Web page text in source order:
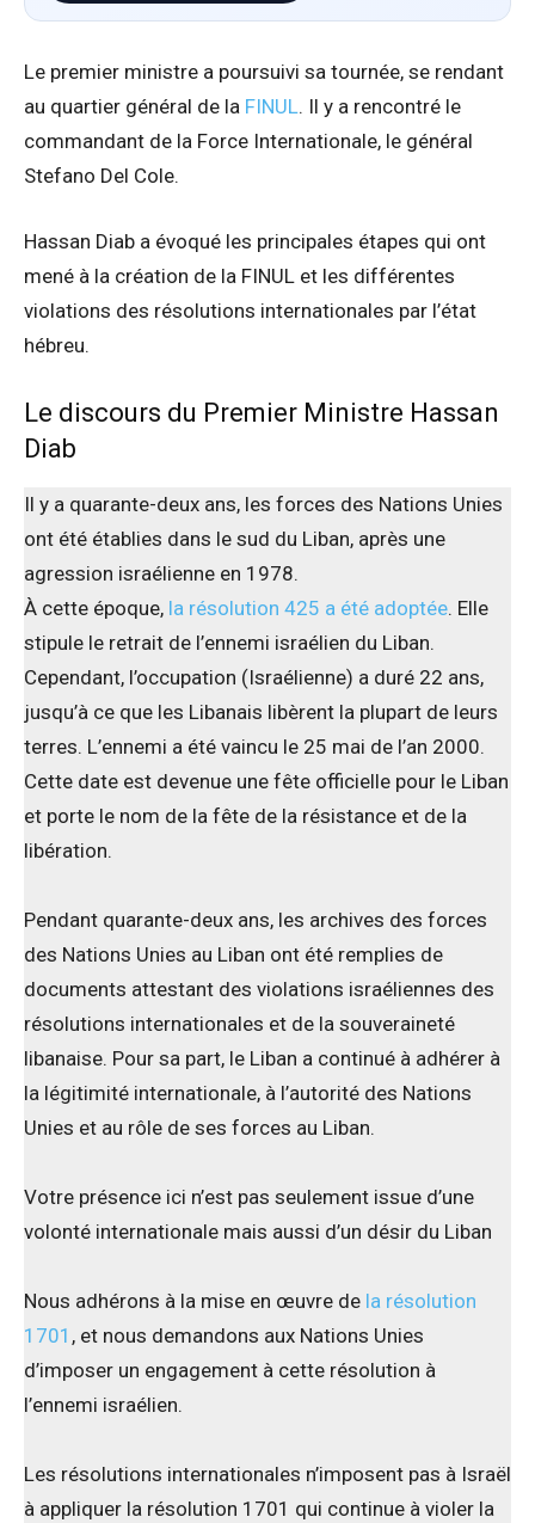
Le premier ministre a poursuivi sa tournée, se rendant
au quartier général de la FINUL. Il y a rencontré le
commandant de la Force Internationale, le général
Stefano Del Cole.
Hassan Diab a évoqué les principales étapes qui ont
mené à la création de la FINUL et les différentes
violations des résolutions internationales par l’état
hébreu.
Le discours du Premier Ministre Hassan
Diab
Il y a quarante-deux ans, les forces des Nations Unies
ont été établies dans le sud du Liban, après une
agression israélienne en 1978.
À cette époque, la résolution 425 a été adoptée. Elle
stipule le retrait de l’ennemi israélien du Liban.
Cependant, l’occupation (Israélienne) a duré 22 ans,
jusqu’à ce que les Libanais libèrent la plupart de leurs
terres. L’ennemi a été vaincu le 25 mai de l’an 2000.
Cette date est devenue une fête officielle pour le Liban
et porte le nom de la fête de la résistance et de la
libération.
Pendant quarante-deux ans, les archives des forces
des Nations Unies au Liban ont été remplies de
documents attestant des violations israéliennes des
résolutions internationales et de la souveraineté
libanaise. Pour sa part, le Liban a continué à adhérer à
la légitimité internationale, à l’autorité des Nations
Unies et au rôle de ses forces au Liban.
Votre présence ici n’est pas seulement issue d’une
volonté internationale mais aussi d’un désir du Liban
Nous adhérons à la mise en œuvre de la résolution
1701 , et nous demandons aux Nations Unies
d’imposer un engagement à cette résolution à
l’ennemi israélien.
Les résolutions internationales n’imposent pas à Israël
à appliquer la résolution 1701 qui continue à violer la